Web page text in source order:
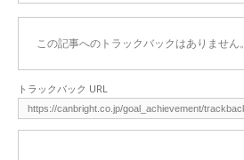
この記事へのトラックバックはありません。
トラックバック URL